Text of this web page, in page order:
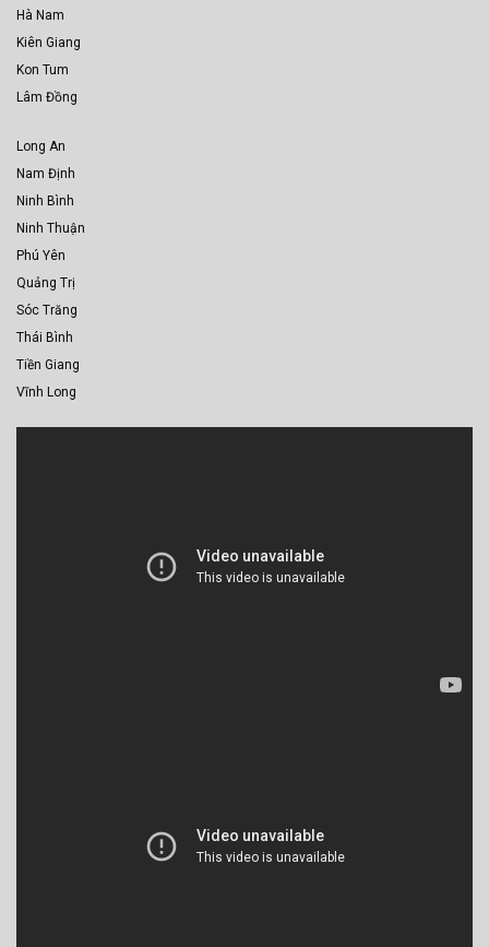
Hà Nam
Kiên Giang
Kon Tum
Lâm Đồng
Long An
Nam Định
Ninh Bình
Ninh Thuận
Phú Yên
Quảng Trị
Sóc Trăng
Thái Bình
Tiền Giang
Vĩnh Long